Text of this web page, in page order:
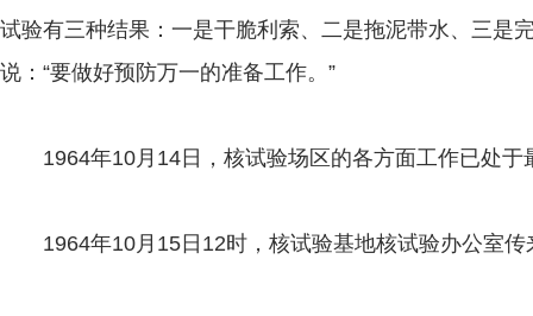
试验有三种结果：一是干脆利索、二是拖泥带水、三是
说：“要做好预防万一的准备工作。”
1964年10月14日，核试验场区的各方面工作已处于
1964年10月15日12时，核试验基地核试验办公室传